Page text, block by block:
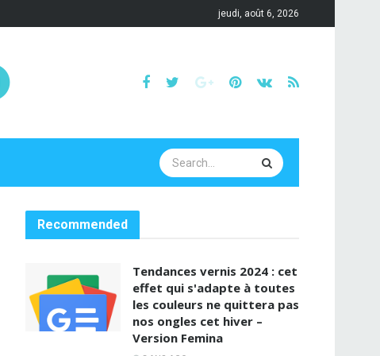
jeudi, août 6, 2026
Recommended
Tendances vernis 2024 : cet
effet qui s'adapte à toutes
les couleurs ne quittera pas
nos ongles cet hiver –
Version Femina